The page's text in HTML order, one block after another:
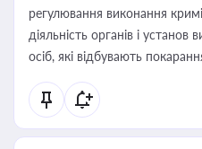
регулювання виконання
діяльність органів і
осіб, які відбувають